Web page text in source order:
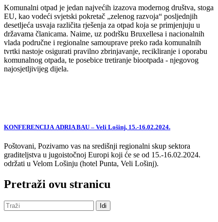
Komunalni otpad je jedan najvećih izazova modernog društva, stoga
EU, kao vodeći svjetski pokretač „zelenog razvoja“ posljednjih
desetljeća usvaja različita rješenja za otpad koja se primjenjuju u
državama članicama. Naime, uz podršku Bruxellesa i nacionalnih
vlada područne i regionalne samouprave preko rada komunalnih
tvrtki nastoje osigurati pravilno zbrinjavanje, recikliranje i oporabu
komunalnog otpada, te posebice tretiranje biootpada - njegovog
najosjetljivijeg dijela.
KONFERENCIJA ADRIA BAU – Veli Lošinj, 15.-16.02.2024.
Poštovani, Pozivamo vas na središnji regionalni skup sektora
graditeljstva u jugoistočnoj Europi koji će se od 15.-16.02.2024.
održati u Velom Lošinju (hotel Punta, Veli Lošinj).
Pretraži ovu stranicu